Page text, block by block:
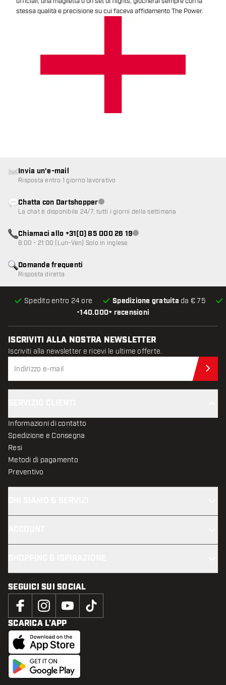
stessa qualità e precisione su cui faceva affidamento The Power.
•140.000+ recensioni
Spedito entro 24 ore Spedizione gratuita da € 75
Domande frequenti
Risposta diretta
Invia un'e-mail
Risposta entro 1 giorno lavorativo
Chatta con DartshopperServizio clienti non disponibile
La chat è disponibile 24/7, tutti i giorni della settimana
Chiamaci allo +31(0) 85 000 26 19Servizio clienti non disponibile
8:00 - 21:00 (Lun-Ven) Solo in inglese
ISCRIVITI ALLA NOSTRA NEWSLETTER
Iscriviti alla newsletter e ricevi le ultime offerte.
Informazioni di contatto
Spedizione e Consegna
Resi
Metodi di pagamento
Preventivo
SEGUICI SUI SOCIAL
SCARICA L’APP